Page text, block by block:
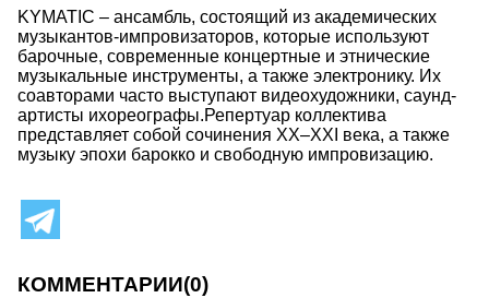
KYMATIC – ансамбль, состоящий из академических
музыкантов-импровизаторов, которые используют
барочные, современные концертные и этнические
музыкальные инструменты, а также электронику. Их
соавторами часто выступают видеохудожники, саунд-
артисты ихореографы.Репертуар коллектива
представляет собой сочинения XX–XXI века, а также
музыку эпохи барокко и свободную импровизацию.
КОММЕНТАРИИ(0)